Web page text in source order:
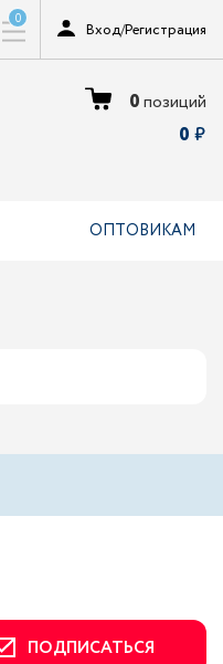
0
Вход/Регистрация
0позиций
0
ОПТОВИКАМ
ПОДПИСАТЬСЯ